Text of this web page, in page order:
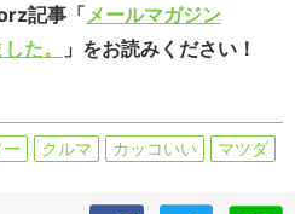
記事「 メールマガジン
た。
」をお読みください！
クルマ カッコいい マツダ